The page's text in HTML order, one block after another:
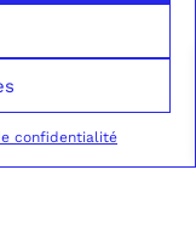
confidentialité